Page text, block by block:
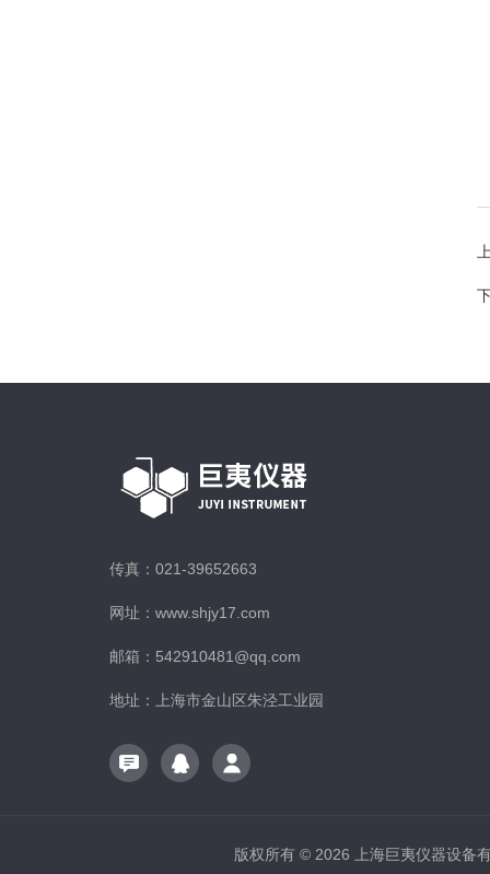
传真：021-39652663
网址：www.shjy17.com
邮箱：542910481@qq.com
地址：上海市金山区朱泾工业园
版权所有 © 2026 上海巨夷仪器设